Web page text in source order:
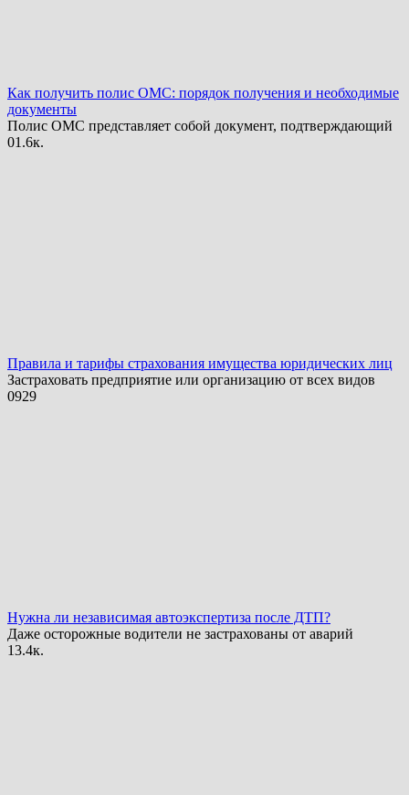
Как получить полис ОМС: порядок получения и необходимые
документы
Полис ОМС представляет собой документ, подтверждающий
01.6к.
Правила и тарифы страхования имущества юридических лиц
Застраховать предприятие или организацию от всех видов
0929
Нужна ли независимая автоэкспертиза после ДТП?
Даже осторожные водители не застрахованы от аварий
13.4к.